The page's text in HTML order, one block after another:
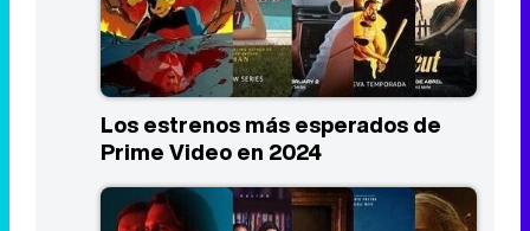
Los estrenos más esperados de
Prime Video en 2024